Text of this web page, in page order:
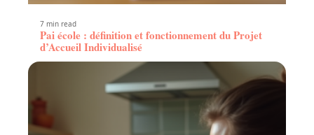
7 min read
Pai école : définition et fonctionnement du Projet
d’Accueil Individualisé